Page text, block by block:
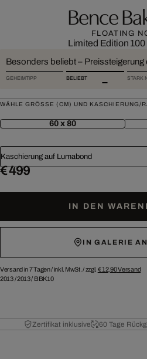
Bence
FLOATING
Limited Edition 100
Besonders beliebt – Preissteigerung
GEHEIMTIPP BELIEBT STARK
WÄHLE GRÖSSE (CM) UND KASCHIERUNG/
60 x 80
Kaschierung auf Lumabond
€ 499
IN DEN
IN GALERIE
Versand in 7 Tagen /inkl. MwSt. / zzgl. € 12,90Versand
2013/2013/ BBK10
Zertifikat inklusive 60 Tage